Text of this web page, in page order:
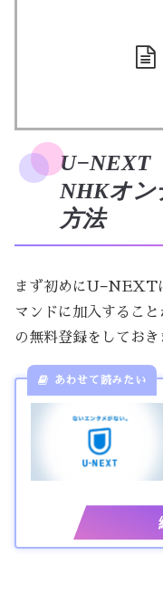
U−NEXT
NHKオン
方法
まず初めにU−NEXT
マンドに加入するこ
の無料登録をしておき